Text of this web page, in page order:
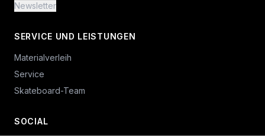
Newsletter
SERVICE UND LEISTUNGEN
Materialverleih
Service
Skateboard-Team
SOCIAL